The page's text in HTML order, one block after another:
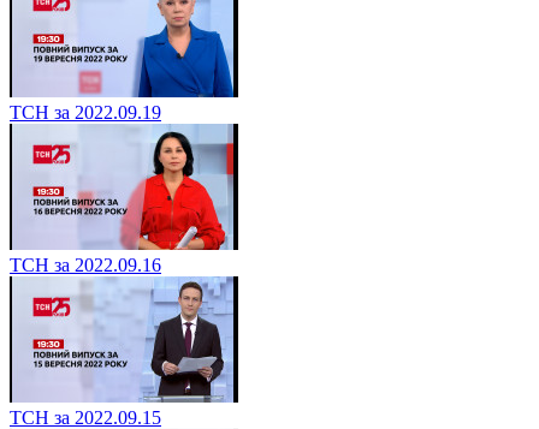
ТСН за 2022.09.19
ТСН за 2022.09.16
ТСН за 2022.09.15